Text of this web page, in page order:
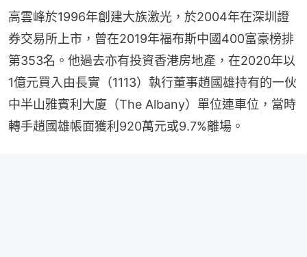
高雲峰於1996年創建大族激光，於2004年在深圳證
券交易所上市，曾在2019年福布斯中國400富豪榜排
第353名。他過去亦有投資香港房地產，在2020年以
1億元買入由長實（1113）執行董事趙國雄持有的一伙
中半山雅賓利大廈（The Albany）單位連車位，當時
轉手趙國雄帳面獲利920萬元或9.7%離場。